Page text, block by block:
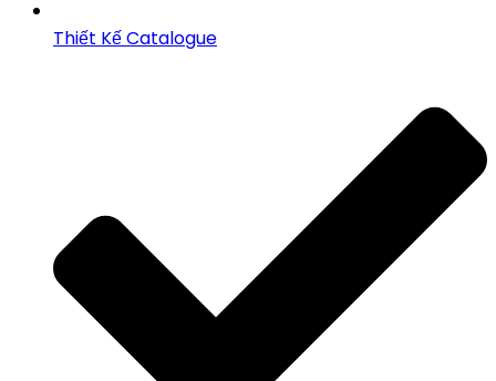
Thiết Kế Catalogue